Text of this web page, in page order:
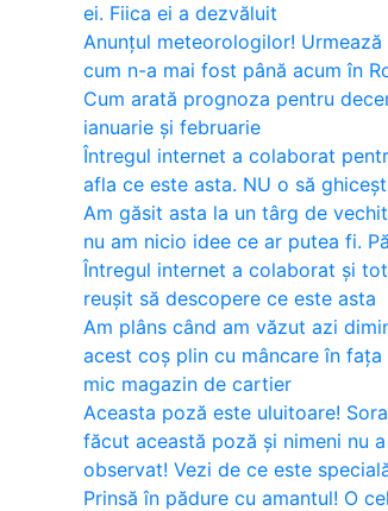
ei. Fiica ei a dezvăluit
Anunțul meteorologilor! Urmează
cum n-a mai fost până acum în
Cum arată prognoza pentru
ianuarie și februarie
Întregul internet a colaborat
afla ce este asta. NU o să
Am găsit asta la un târg de
nu am nicio idee ce ar putea fi.
Întregul internet a colaborat și
reușit să descopere ce este asta
Am plâns când am văzut azi
acest coș plin cu mâncare în fața
mic magazin de cartier
Aceasta poză este uluitoare!
făcut această poză și nimeni nu a
observat! Vezi de ce este
Prinsă în pădure cu amantul! O